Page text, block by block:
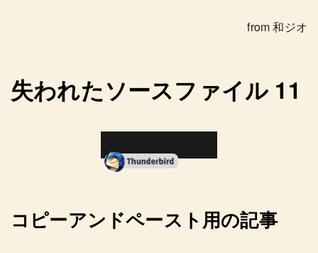
from 和ジオ
失われたソースファイル 11
コピーアンドペースト用の記事